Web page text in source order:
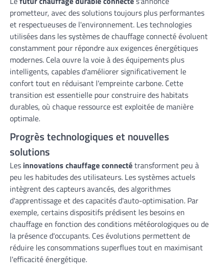
prometteur, avec des solutions toujours plus performantes
et respectueuses de l'environnement. Les technologies
utilisées dans les systèmes de chauffage connecté évoluent
constamment pour répondre aux exigences énergétiques
modernes. Cela ouvre la voie à des équipements plus
intelligents, capables d'améliorer significativement le
confort tout en réduisant l'empreinte carbone. Cette
transition est essentielle pour construire des habitats
durables, où chaque ressource est exploitée de manière
optimale.
Progrès technologiques et nouvelles
solutions
Les innovations chauffage connectétransforment peu à
peu les habitudes des utilisateurs. Les systèmes actuels
intègrent des capteurs avancés, des algorithmes
d'apprentissage et des capacités d'auto-optimisation. Par
exemple, certains dispositifs prédisent les besoins en
chauffage en fonction des conditions météorologiques ou de
la présence d'occupants. Ces évolutions permettent de
réduire les consommations superflues tout en maximisant
l'efficacité énergétique.